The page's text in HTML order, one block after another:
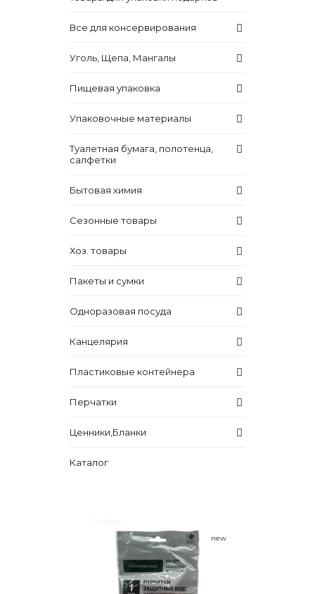
Все для консервирования
Уголь, Щепа, Мангалы
Пищевая упаковка
Упаковочные материалы
Туалетная бумага, полотенца,
салфетки
Бытовая химия
Сезонные товары
Хоз. товары
Пакеты и сумки
Одноразовая посуда
Канцелярия
Пластиковые контейнера
Перчатки
Ценники,Бланки
Каталог
new